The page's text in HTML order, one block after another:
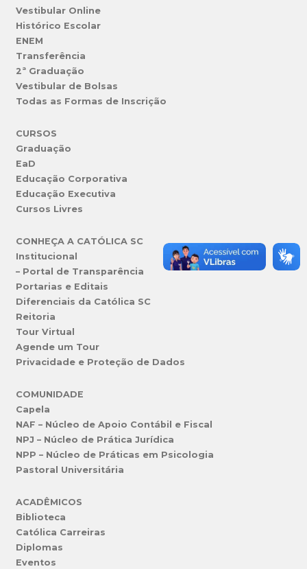
Vestibular Online
Histórico Escolar
ENEM
Transferência
2ª Graduação
Vestibular de Bolsas
Todas as Formas de Inscrição
CURSOS
Graduação
EaD
Educação Corporativa
Educação Executiva
Cursos Livres
CONHEÇA A CATÓLICA SC
Institucional
– Portal de Transparência
Portarias e Editais
Diferenciais da Católica SC
Reitoria
Tour Virtual
Agende um Tour
Privacidade e Proteção de Dados
COMUNIDADE
Capela
NAF – Núcleo de Apoio Contábil e Fiscal
NPJ – Núcleo de Prática Jurídica
NPP – Núcleo de Práticas em Psicologia
Pastoral Universitária
ACADÊMICOS
Biblioteca
Católica Carreiras
Diplomas
Eventos